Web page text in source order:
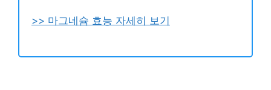
>> 마그네슘 효능 자세히 보기